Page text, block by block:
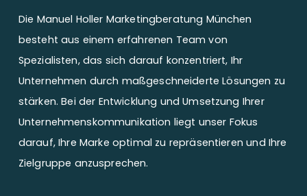
Die Manuel Holler Marketingberatung München
besteht aus einem erfahrenen Team von
Spezialisten, das sich darauf konzentriert, Ihr
Unternehmen durch maßgeschneiderte Lösungen zu
stärken. Bei der Entwicklung und Umsetzung Ihrer
Unternehmenskommunikation liegt unser Fokus
darauf, Ihre Marke optimal zu repräsentieren und Ihre
Zielgruppe anzusprechen.